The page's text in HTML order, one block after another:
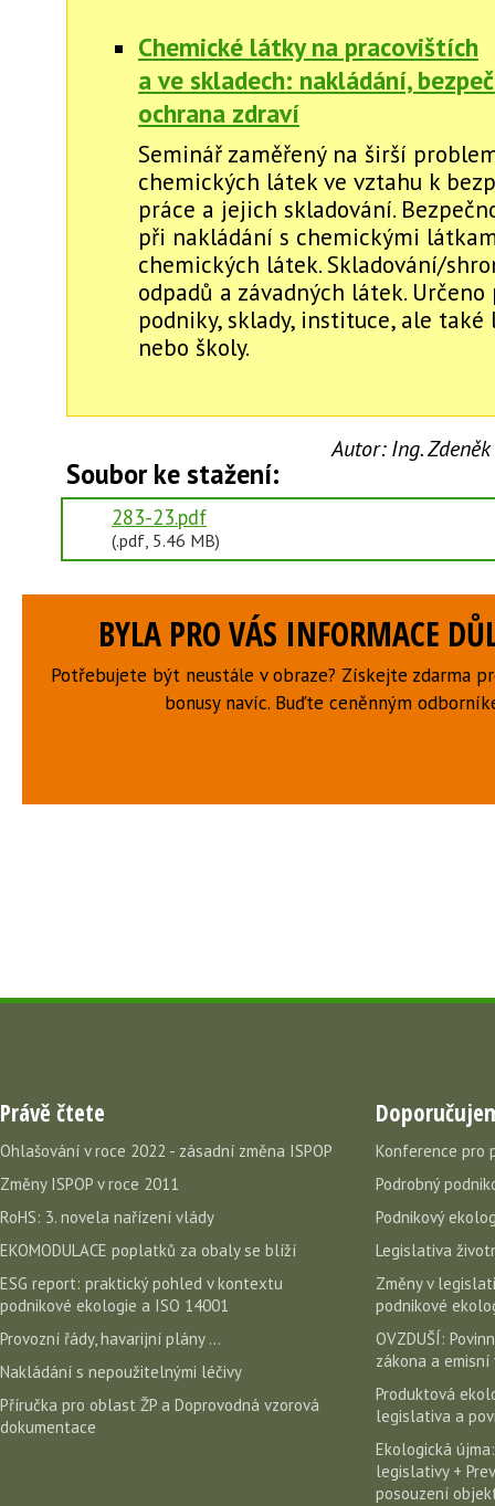
Chemické látky na pracovištích
a ve skladech: nakládání,
ochrana zdraví
Seminář zaměřený na širší
chemických látek ve vztahu k
práce a jejich skladování.
při nakládání s chemickými
chemických látek. Skladování/
odpadů a závadných látek.
podniky, sklady, instituce, ale také
nebo školy.
Autor:Ing.
Soubor ke stažení:
283-23.pdf
(.pdf, 5.46 MB)
BYLA PRO VÁS INFORMACE
Potřebujete být neustále v obraze? Získejte zdarma
bonusy navíc. Buďte ceněnným
Právě čtete
Ohlašování v roce 2022 - zásadní změna ISPOP
Změny ISPOP v roce 2011
RoHS: 3. novela nařízení vlády
EKOMODULACE poplatků za obaly se blíží
ESG report: praktický pohled v kontextu
podnikové ekologie a ISO 14001
Provozní řády, havarijní plány ...
Nakládání s nepoužitelnými léčivy
Příručka pro oblast ŽP a Doprovodná vzorová
dokumentace
Konference pro
Podrobný
Podnikový
Legislativa
Změny v
podnikové
OVZDUŠÍ:
zákona a emisní
Produktová
legislativa a
Ekologická
legislativy +
posouzení